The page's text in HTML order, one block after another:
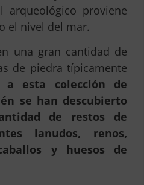
arqueológico proviene
el nivel del mar.
una gran cantidad de
de piedra típicamente
a esta colección de
se han descubierto
de restos de
lanudos, renos,
y huesos de